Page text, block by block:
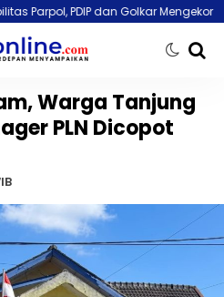
Golkar Mengekor Timnas
Warga Tanjung
PLN Dicopot